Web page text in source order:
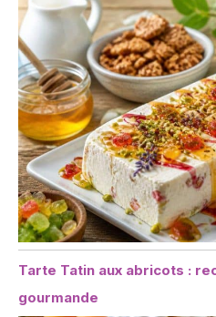
Tarte Tatin aux abricots :
gourmande